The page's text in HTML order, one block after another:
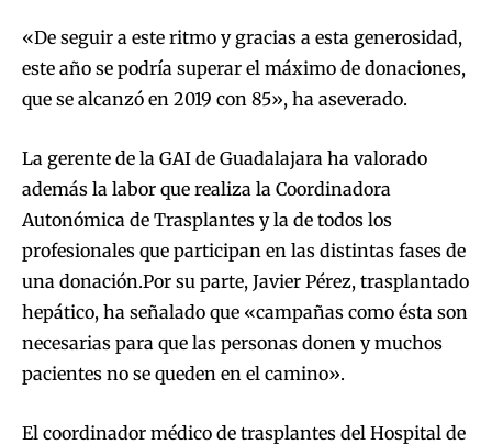
«De seguir a este ritmo y gracias a esta generosidad,
este año se podría superar el máximo de donaciones,
que se alcanzó en 2019 con 85», ha aseverado.
La gerente de la GAI de Guadalajara ha valorado
además la labor que realiza la Coordinadora
Autonómica de Trasplantes y la de todos los
profesionales que participan en las distintas fases de
una donación.Por su parte, Javier Pérez, trasplantado
hepático, ha señalado que «campañas como ésta son
necesarias para que las personas donen y muchos
pacientes no se queden en el camino».
El coordinador médico de trasplantes del Hospital de